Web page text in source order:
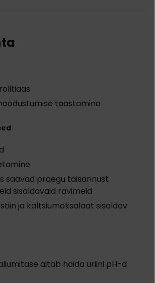
taastamine
saavad praegu täisannust
sisaldavaid ravimeid
ja kaltsiumoksalaat sisaldav
aitab hoida uriini pH-d